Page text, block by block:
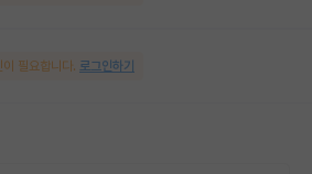
필요합니다. 로그인하기